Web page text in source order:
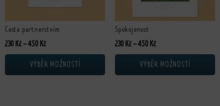
Cesta partnerstvím
230 Kč –450 KčRozpětí cen: 230 Kč až 450 Kč
VÝBĚR MOŽNOSTÍ
Spokojenost
230 Kč –450 KčRozpětí cen: 230 Kč až
VÝBĚR MOŽNOSTÍ